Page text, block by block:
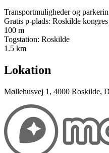
Transportmuligheder og
Gratis p-plads: Roskilde
100 m
Togstation: Roskilde
1.5 km
Lokation
Møllehusvej 1, 4000 Roskilde,